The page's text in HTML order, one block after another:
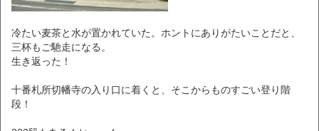
冷たい麦茶と水が置かれていた。ホントにありがたいことだと、
三杯もご馳走になる。
生き返った！
十番札所切幡寺の入り口に着くと、そこからものすごい登り階
段！